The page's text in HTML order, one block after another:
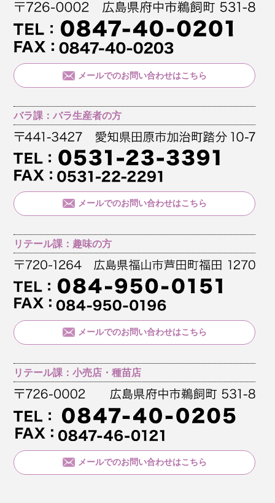
メールでのお問い合わせはこちら
バラ課：バラ生産者の方
メールでのお問い合わせはこちら
リテール課：趣味の方
メールでのお問い合わせはこちら
リテール課：小売店・種苗店
メールでのお問い合わせはこちら